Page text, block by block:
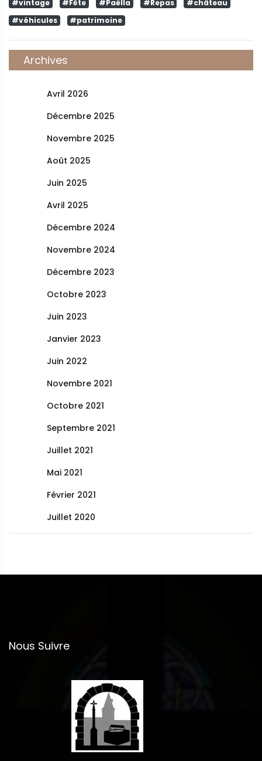
#vintage #Fête #Paëlla #Repas
#château
#véhicules
#patrimoine
Archives
Avril 2026
Décembre 2025
Novembre 2025
Août 2025
Juin 2025
Avril 2025
Décembre 2024
Novembre 2024
Décembre 2023
Octobre 2023
Juin 2023
Janvier 2023
Juin 2022
Novembre 2021
Octobre 2021
Septembre 2021
Juillet 2021
Mai 2021
Février 2021
Juillet 2020
Nous Suivre